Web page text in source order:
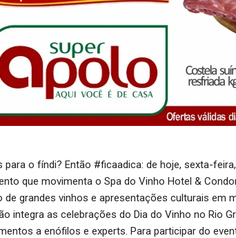
para o fíndi? Então #ficaadica: de hoje, sexta-
que movimenta o Spa do Vinho Hotel &
de grandes vinhos e apresentações culturais em
integra as celebrações do Dia do Vinho no Rio
a enófilos e experts. Para participar do